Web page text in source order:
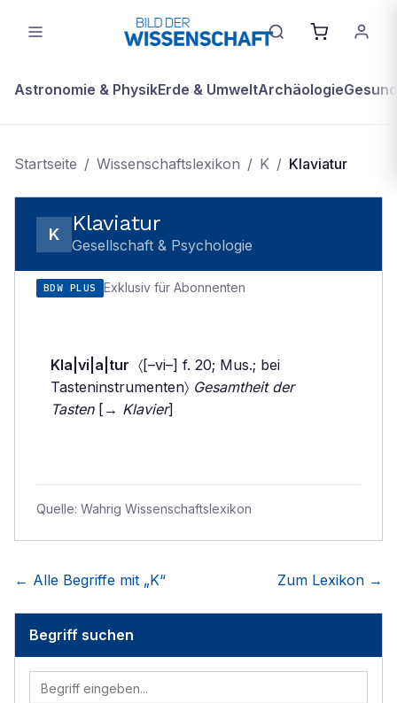
Astronomie & PhysikErde & UmweltArchäologie
Startseite / Wissenschaftslexikon / K / Klaviatur
K Klaviatur
Gesellschaft & Psychologie
BDW PLUS Exklusiv für Abonnenten
Kla|vi|a|tur 〈[–vi–] f. 20; Mus.; bei
Tasteninstrumenten〉 Gesamtheit der
Tasten[→ Klavier]
Quelle: Wahrig Wissenschaftslexikon
← Alle Begriffe mit „K“ Zum Lexikon →
Begriff suchen